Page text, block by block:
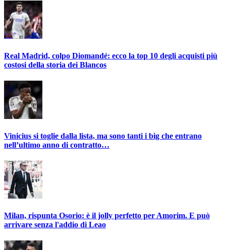
Real Madrid, colpo Diomandé: ecco la top 10 degli acquisti più
costosi della storia dei Blancos
Vinicius si toglie dalla lista, ma sono tanti i big che entrano
nell’ultimo anno di contratto…
Milan, rispunta Osorio: è il jolly perfetto per Amorim. E può
arrivare senza l'addio di Leao